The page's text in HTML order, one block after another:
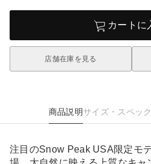
カートに
店舗在庫を見る
商品説明サイズ・スペック
注目のSnow Peak USA限定モ